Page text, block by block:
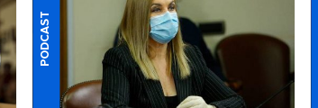
PODCAST